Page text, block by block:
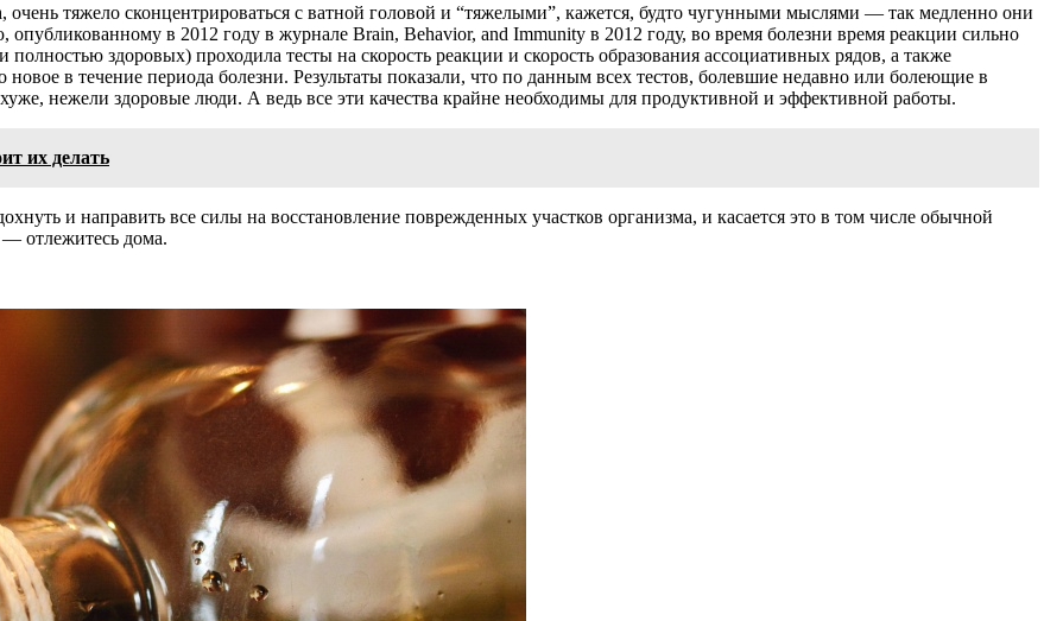
тяжело сконцентрироваться с ватной головой и “тяжелыми”, кажется, будто чугунными мыслями — так медленно они
в 2012 году в журнале Brain, Behavior, and Immunity в 2012 году, во время болезни время реакции сильно
здоровых) проходила тесты на скорость реакции и скорость образования ассоциативных рядов, а также
в течение периода болезни. Результаты показали, что по данным всех тестов, болевшие недавно или болеющие в
нежели здоровые люди. А ведь все эти качества крайне необходимы для продуктивной и эффективной работы.
их делать
и направить все силы на восстановление поврежденных участков организма, и касается это в том числе обычной
— отлежитесь дома.